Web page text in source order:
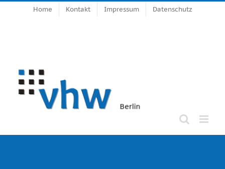
Zum
Home Kontakt Impressum Datenschutz